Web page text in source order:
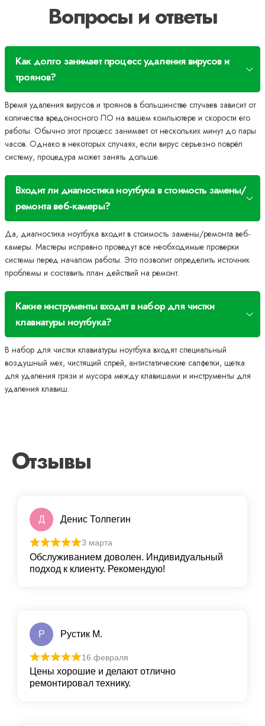
Вопросы и ответы
Как долго занимает процесс удаления вирусов и
троянов?
Время удаления вирусов и троянов в большинстве случаев зависит от
количества вредоносного ПО на вашем компьютере и скорости его
работы. Обычно этот процесс занимает от нескольких минут до пары
часов. Однако в некоторых случаях, если вирус серьезно поврёл
систему, процедура может занять дольше.
Входит ли диагностика ноутбука в стоимость замены/
ремонта веб-камеры?
Да, диагностика ноутбука входит в стоимость замены/ремонта веб-
камеры. Мастеры исправно проведут все необходимые проверки
системы перед началом работы. Это позволит определить источник
проблемы и составить план действий на ремонт.
Какие инструменты входят в набор для чистки
клавиатуры ноутбука?
В набор для чистки клавиатуры ноутбука входят специальный
воздушный мех, чистящий спрей, антистатические салфетки, щетка
для удаления грязи и мусора между клавишами и инструменты для
удаления клавиш.
Отзывы
Д Денис Толпегин
3 марта
Обслуживанием доволен. Индивидуальный
подход к клиенту. Рекомендую!
Р Рустик М.
16 февраля
Цены хорошие и делают отлично
ремонтировал технику.